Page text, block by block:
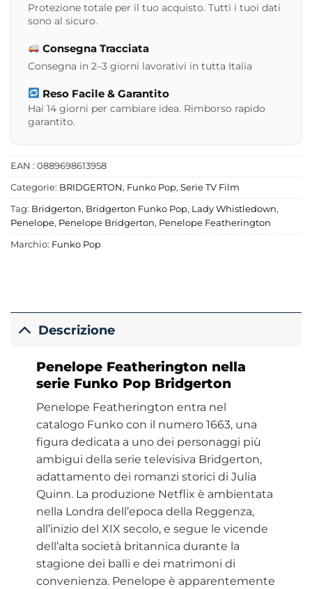
Protezione totale per il tuo acquisto. Tutti i tuoi dati
sono al sicuro.
Consegna Tracciata
Consegna in 2–3 giorni lavorativi in tutta Italia
Reso Facile & Garantito
Hai 14 giorni per cambiare idea. Rimborso rapido
garantito.
EAN : 0889698613958
Categorie: BRIDGERTON , Funko Pop, Serie TV Film
Tag: Bridgerton, Bridgerton Funko Pop, Lady Whistledown,
Penelope, Penelope Bridgerton, Penelope Featherington
Marchio: Funko Pop
Descrizione
Penelope Featherington nella
serie Funko Pop Bridgerton
Penelope Featherington entra nel
catalogo Funko con il numero 1663, una
figura dedicata a uno dei personaggi più
ambigui della serie televisiva Bridgerton,
adattamento dei romanzi storici di Julia
Quinn. La produzione Netflix è ambientata
nella Londra dell’epoca della Reggenza,
all’inizio del XIX secolo, e segue le vicende
dell’alta società britannica durante la
stagione dei balli e dei matrimoni di
convenienza. Penelope è apparentemente